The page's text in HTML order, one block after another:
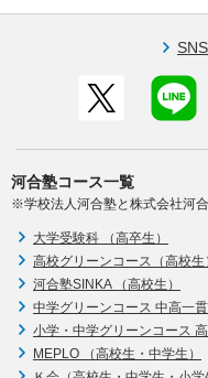
河合塾コース一覧
※学校法人河合塾と株式会社河
大学受験科 （高卒生）
高校グリーンコース（高校生
河合塾SINKA （高校生）
中学グリーンコース 中高一貫
小学・中学グリーンコース
MEPLO （高校生・中学生）